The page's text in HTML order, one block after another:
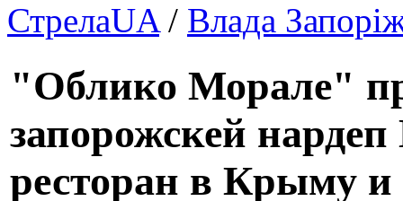
СтрелаUA/ Влада
"Облико Морале"
запорожскей
ресторан в Крыму и